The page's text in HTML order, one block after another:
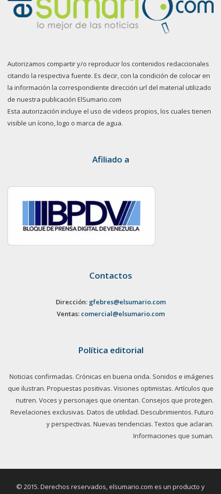
Autorizamos compartir y/o reproducir los contenidos redaccionales
citando la respectiva fuente. Es decir, con la condición de colocar en
la información la correspondiente dirección url del material utilizado
de nuestra publicación ElSumario.com
Esta autorización incluye el uso de videos propios, los cuales tienen
visible un ícono, logo o marca de agua.
Afiliado a
Contactos
Dirección: gfebres@elsumario.com
Ventas: comercial@elsumario.com
Política editorial
Noticias confirmadas. Crónicas en buena onda. Sonidos e imágenes
que ilustran. Propuestas positivas. Visiones optimistas. Artículos que
nutren. Voces y personajes que orientan. Consejos que protegen.
Revelaciones exclusivas. Datos de utilidad. Descubrimientos. Futuro
y perspectivas. Nuevas tendencias. Textos que aclaran.
Informaciones que suman.
© 2015. Derechos reservados, elsumario.com es un producto y